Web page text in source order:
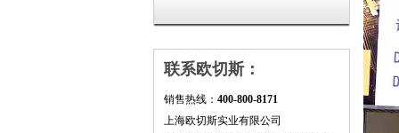
联系欧切斯：
销售热线： 400-800-8171
上海欧切斯实业有限公司